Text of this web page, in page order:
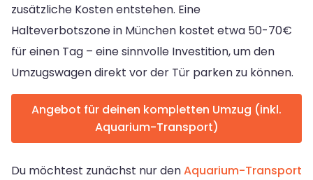
zusätzliche Kosten entstehen. Eine
Halteverbotszone in München kostet etwa 50-70€
für einen Tag – eine sinnvolle Investition, um den
Umzugswagen direkt vor der Tür parken zu können.
Angebot für deinen kompletten Umzug (inkl.
Aquarium-Transport)
Du möchtest zunächst nur denAquarium-Transport